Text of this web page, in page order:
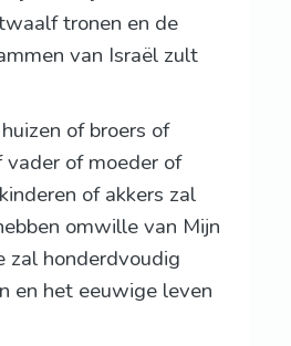
tronen en de
van Israël zult
of broers of
vader of moeder of
of akkers zal
omwille van Mijn
zal honderdvoudig
en het eeuwige leven